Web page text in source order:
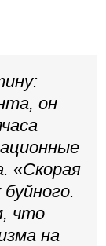
он
«Скорая
что
на